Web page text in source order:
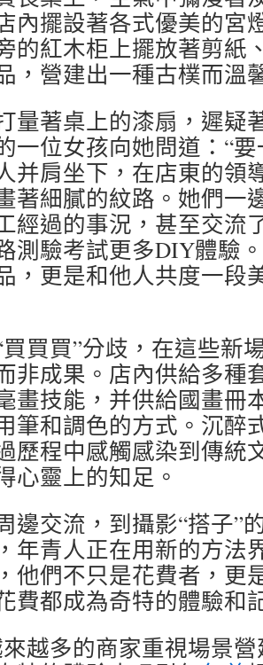
內擺設著各式優美的宮
的紅木柜上擺放著剪紙
，營建出一種古樸而溫
量著桌上的漆扇，遲疑
一位女孩向她問道：“
并肩坐下，在店東的領
著細膩的紋路。她們一
經過的事況，甚至交流
測驗考試更多DIY體驗
，更是和他人共度一段
買買”分歧，在這些新
非成果。店內供給多種
畫技能，并供給國畫冊
筆和調色的方式。沉醉
歷程中感觸感染到傳統
心靈上的知足。
邊交流，到攝影“搭子”
年青人正在用新的方法
他們不只是花費者，更
費都成為奇特的體驗和
越多的商家重視場景